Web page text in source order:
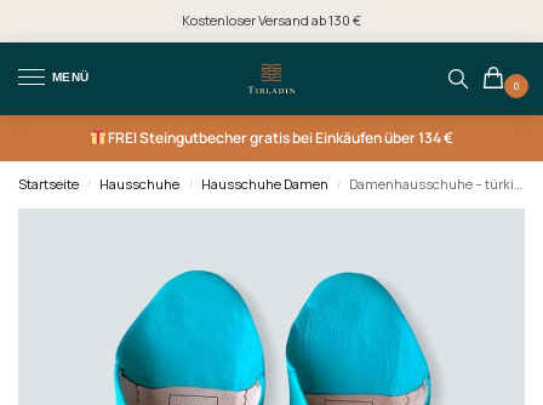
Kostenloser Versand ab 130 €
MENÜ
0
FREISteingutbecher gratis bei Einkäufen über 134 €
Startseite / Hausschuhe / Hausschuhe Damen / Damenhausschuhe – türkis mit Muster